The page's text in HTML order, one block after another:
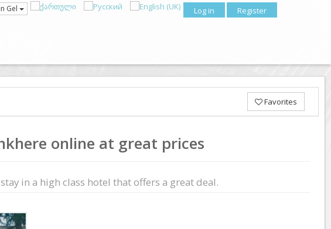
Log in Register
Gel
Favorites
online at great prices
in a high class hotel that offers a great deal.
Next